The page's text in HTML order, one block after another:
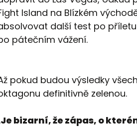
Island na Blízkém
další test po
pátečním vážení.
pokud budou výsledky
definitivně zelenou.
Je bizarní, že zápas, o